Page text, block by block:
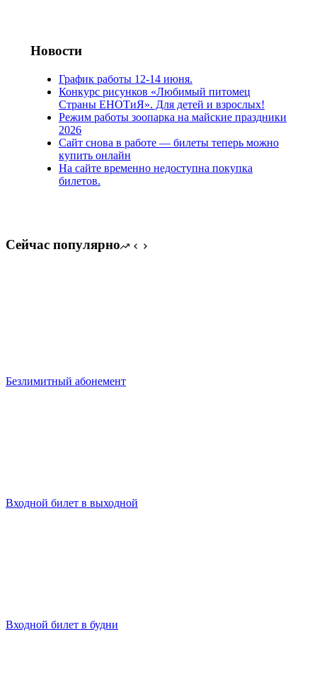
Новости
График работы 12-14 июня.
Конкурс рисунков «Любимый питомец
Страны ЕНОТиЯ». Для детей и взрослых!
Режим работы зоопарка на майские праздники
2026
Сайт снова в работе — билеты теперь можно
купить онлайн
На сайте временно недоступна покупка
билетов.
Сейчас популярно
Безлимитный абонемент
Входной билет в выходной
Входной билет в будни